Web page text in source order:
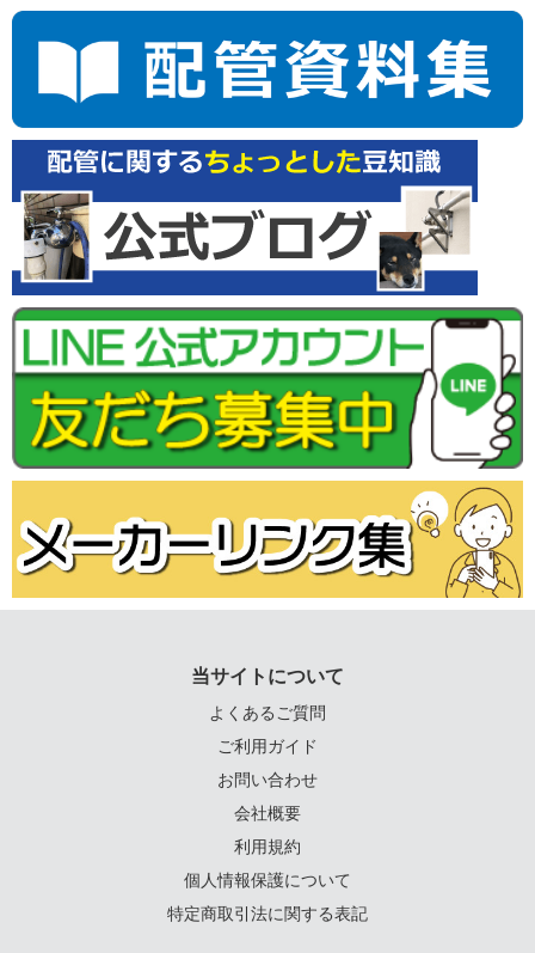
当サイトについて
よくあるご質問
ご利用ガイド
お問い合わせ
会社概要
利用規約
個人情報保護について
特定商取引法に関する表記